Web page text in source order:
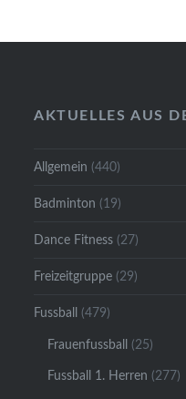
AKTUELLES AUS
Allgemein (440)
Badminton (19)
Dance Fitness (27)
Freizeitgruppe (29)
Fussball (479)
Frauenfussball (25)
Fussball 1. Herren (277)